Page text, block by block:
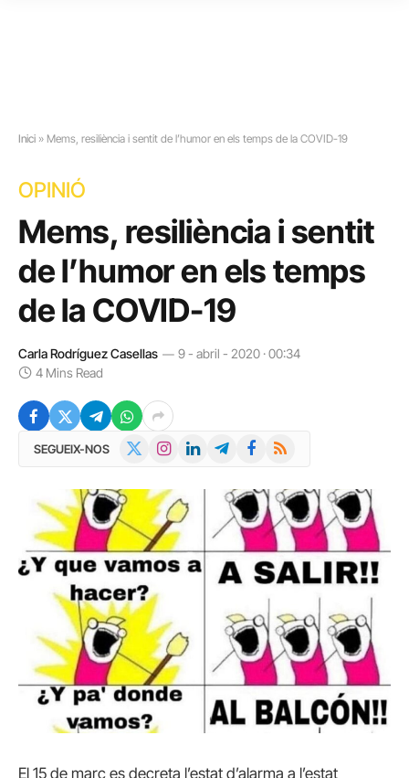
Inici » Mems, resiliència i sentit de l’humor en els temps de la COVID-19
OPINIÓ
Mems, resiliència i sentit
de l’humor en els temps
de la COVID-19
Carla Rodríguez Casellas
9 - abril - 2020 · 00:34
4 Mins Read
SEGUEIX-NOS InstagramLinkedInTelegramFacebook
RSS
El 15 de març es decreta l’estat d’alarma a l’estat